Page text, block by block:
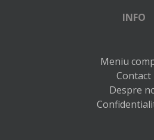
INFO
Meniu
Contact
Despre